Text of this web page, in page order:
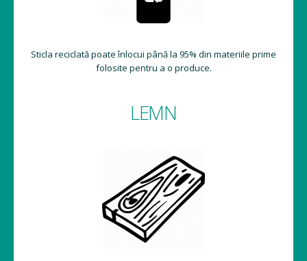
Sticla reciclată poate înlocui până la 95% din materiile prime
folosite pentru a o produce.
LEMN